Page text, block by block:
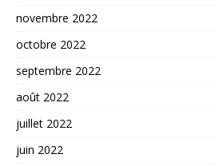
novembre 2022
octobre 2022
septembre 2022
août 2022
juillet 2022
juin 2022